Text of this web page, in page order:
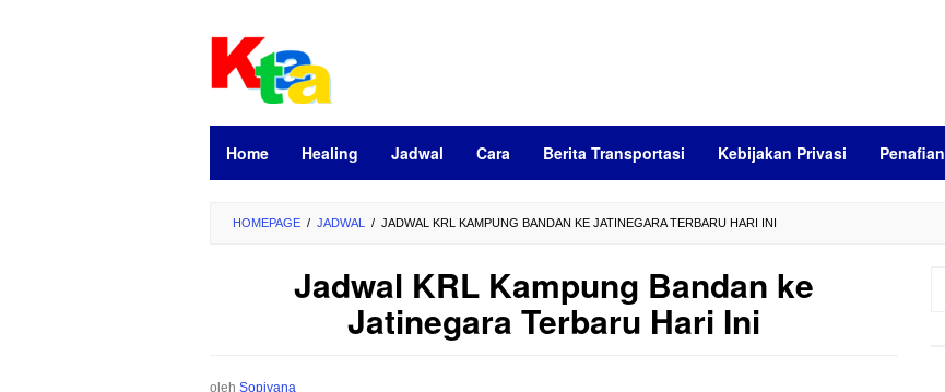
Home Healing Jadwal Cara Berita Transportasi Kebijakan Privasi Penafian
HOMEPAGE / JADWAL / JADWAL KRL KAMPUNG BANDAN KE JATINEGARA TERBARU HARI INI
Jadwal KRL Kampung Bandan ke
Jatinegara Terbaru Hari Ini
oleh Sopiyana